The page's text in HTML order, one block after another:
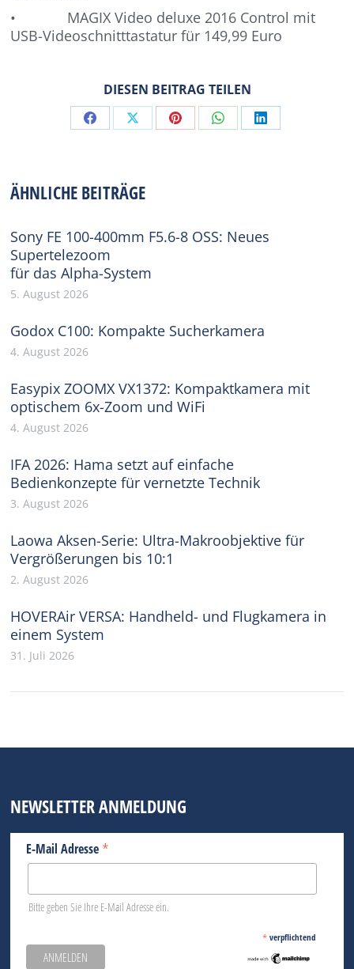
• MAGIX Video deluxe 2016 Control mit
USB-Videoschnitttastatur für 149,99 Euro
DIESEN BEITRAG TEILEN
Share Share Share Share Share
ÄHNLICHE BEITRÄGE
Sony FE 100-400mm F5.6-8 OSS: Neues
Supertelezoom
für das Alpha-System
5. August 2026
Godox C100: Kompakte Sucherkamera
4. August 2026
Easypix ZOOMX VX1372: Kompaktkamera mit
optischem 6x-Zoom und WiFi
4. August 2026
IFA 2026: Hama setzt auf einfache
Bedienkonzepte für vernetzte Technik
3. August 2026
Laowa Aksen-Serie: Ultra-Makroobjektive für
Vergrößerungen bis 10:1
2. August 2026
HOVERAir VERSA: Handheld- und Flugkamera in
einem System
31. Juli 2026
NEWSLETTER ANMELDUNG
E-Mail Adresse *
Bitte geben Sie Ihre E-Mail Adresse ein.
* verpflichtend